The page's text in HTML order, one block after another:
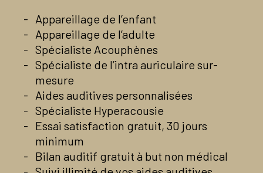
En savoir plus
Appareillage de l’enfant
Appareillage de l’adulte
Spécialiste Acouphènes
Spécialiste de l’intra auriculaire sur-
mesure
Aides auditives personnalisées
Spécialiste Hyperacousie
Essai satisfaction gratuit, 30 jours
minimum
Bilan auditif gratuit à but non médical